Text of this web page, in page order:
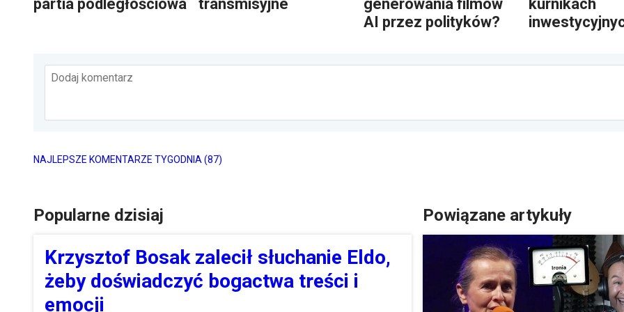
partia podległościowa transmisyjne
generowania filmów
AI przez polityków?
kurnikach
Dodaj komentarz
NAJLEPSZE KOMENTARZE TYGODNIA(87)
Popularne dzisiaj
Krzysztof Bosak zalecił słuchanie Eldo,
żeby doświadczyć bogactwa treści i
emocji
Powiązane artykuły